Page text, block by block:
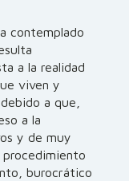
contemplado
a la realidad
viven y
a que,
a la
y de muy
burocrático